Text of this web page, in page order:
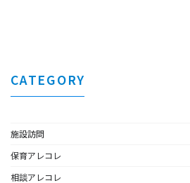
CATEGORY
施設訪問
保育アレコレ
相談アレコレ